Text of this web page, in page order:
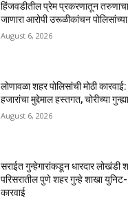
हिंजवडीतील प्रेम प्रकरणातून
जाणारा आरोपी उरूळीकांचन
August 6, 2026
लोणावळा शहर पोलिसांची मोठी
हजारांचा मुद्देमाल हस्तगत, चोरीच्या
August 6, 2026
सराईत गुन्हेगारांकडून धारदार लोखंडी
परिसरातील पुणे शहर गुन्हे शाखा
कारवाई